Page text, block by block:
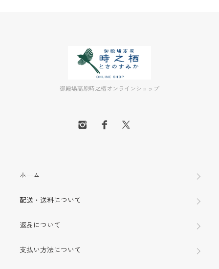
御殿場高原時之栖オンラインショップ
ホーム
配送・送料について
返品について
支払い方法について